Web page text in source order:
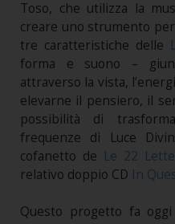
Toso, che utilizza la
creare uno strumento
tre caratteristiche delle
forma e suono –
attraverso la vista,
elevarne il pensiero, il
possibilità di
frequenze di Luce
cofanetto de Le 22
relativo doppio CD In
Questo progetto fa